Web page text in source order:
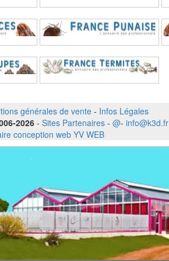
générales de vente- Infos Légales
2026- Sites Partenaires- @- info@k3d.fr
conception web YV WEB